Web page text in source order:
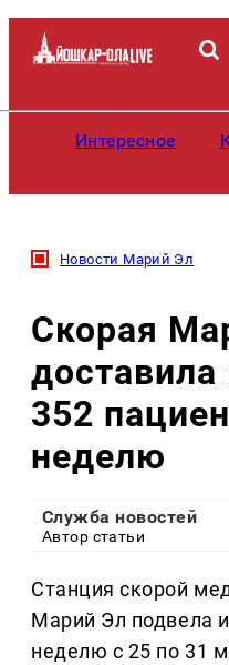
Интересное
Новости Марий Эл
Скорая
352
неделю
Служба новостей
Автор статьи
Станция скорой
Марий Эл подвела
неделю с 25 по 31